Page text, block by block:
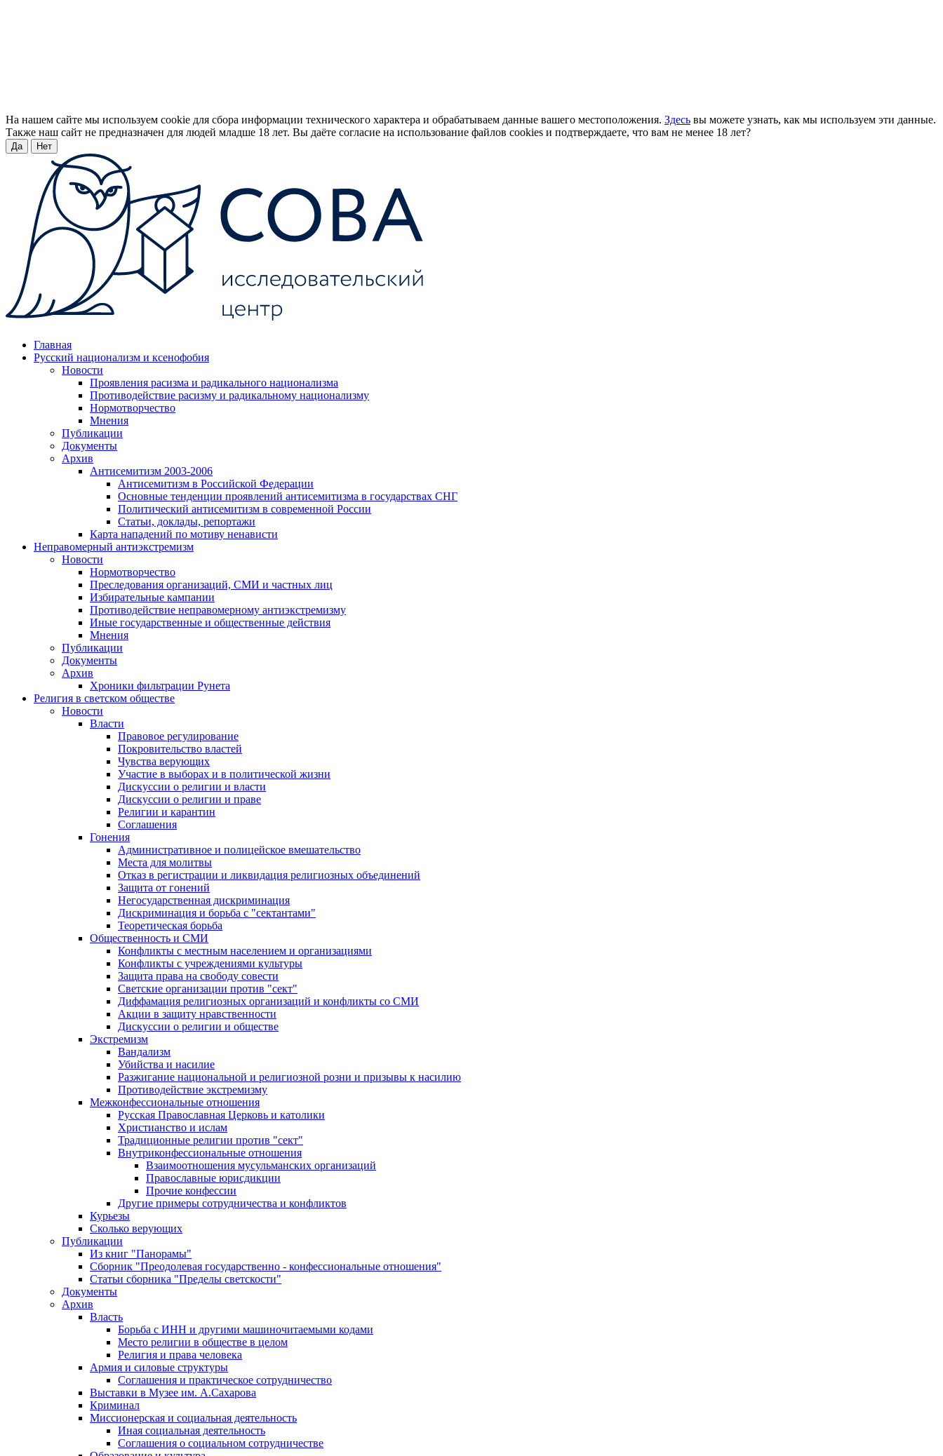
На нашем сайте мы используем cookie для сбора информации технического характера и обрабатываем данные вашего местоположения. Здесь вы можете узнать, как мы используем эти данные.
Также наш сайт не предназначен для людей младше 18 лет. Вы даёте согласие на использование файлов cookies и подтверждаете, что вам не менее 18 лет?
Да Нет
Главная
Русский национализм и ксенофобия
Новости
Проявления расизма и радикального национализма
Противодействие расизму и радикальному национализму
Нормотворчество
Мнения
Публикации
Документы
Архив
Антисемитизм 2003-2006
Антисемитизм в Российской Федерации
Основные тенденции проявлений антисемитизма в государствах СНГ
Политический антисемитизм в современной России
Статьи, доклады, репортажи
Карта нападений по мотиву ненависти
Неправомерный антиэкстремизм
Новости
Нормотворчество
Преследования организаций, СМИ и частных лиц
Избирательные кампании
Противодействие неправомерному антиэкстремизму
Иные государственные и общественные действия
Мнения
Публикации
Документы
Архив
Хроники фильтрации Рунета
Религия в светском обществе
Новости
Власти
Правовое регулирование
Покровительство властей
Чувства верующих
Участие в выборах и в политической жизни
Дискуссии о религии и власти
Дискуссии о религии и праве
Религии и карантин
Соглашения
Гонения
Административное и полицейское вмешательство
Места для молитвы
Отказ в регистрации и ликвидация религиозных объединений
Защита от гонений
Негосударственная дискриминация
Дискриминация и борьба с "сектантами"
Теоретическая борьба
Общественность и СМИ
Конфликты с местным населением и организациями
Конфликты с учреждениями культуры
Защита права на свободу совести
Светские организации против "сект"
Диффамация религиозных организаций и конфликты со СМИ
Акции в защиту нравственности
Дискуссии о религии и обществе
Экстремизм
Вандализм
Убийства и насилие
Разжигание национальной и религиозной розни и призывы к насилию
Противодействие экстремизму
Межконфессиональные отношения
Русская Православная Церковь и католики
Христианство и ислам
Традиционные религии против "сект"
Внутриконфессиональные отношения
Взаимоотношения мусульманских организаций
Православные юрисдикции
Прочие конфессии
Другие примеры сотрудничества и конфликтов
Курьезы
Сколько верующих
Публикации
Из книг "Панорамы"
Сборник "Преодолевая государственно - конфессиональные отношения"
Статьи сборника "Пределы светскости"
Документы
Архив
Власть
Борьба с ИНН и другими машиночитаемыми кодами
Место религии в обществе в целом
Религия и права человека
Армия и силовые структуры
Соглашения и практическое сотрудничество
Выставки в Музее им. А.Сахарова
Криминал
Миссионерская и социальная деятельность
Иная социальная деятельность
Соглашения о социальном сотрудничестве